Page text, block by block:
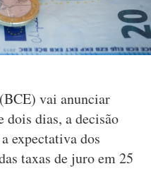
vai anunciar
dois dias, a decisão
expectativa dos
taxas de juro em 25